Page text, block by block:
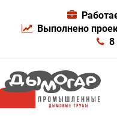
Выполнено
8